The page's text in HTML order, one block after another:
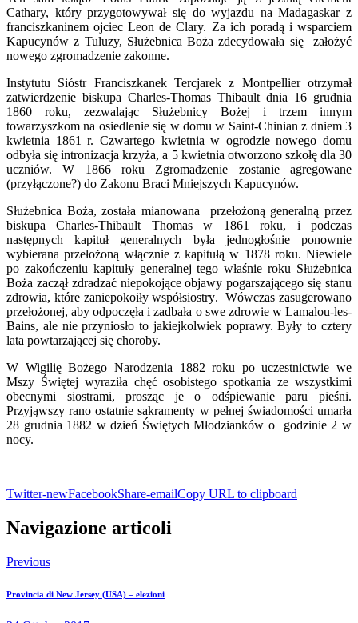
Cathary, który przygotowywał się do wyjazdu na Madagaskar z
franciszkaninem ojciec Leon de Clary. Za ich poradą i wsparciem
Kapucynów z Tuluzy, Służebnica Boża zdecydowała się założyć
nowego zgromadzenie zakonne.
Instytutu Sióstr Franciszkanek Tercjarek z Montpellier otrzymał
zatwierdzenie biskupa Charles-Thomas Thibault dnia 16 grudnia
1860 roku, zezwalając Służebnicy Bożej i trzem innym
towarzyszkom na osiedlenie się w domu w Saint-Chinian z dniem 3
kwietnia 1861 r. Czwartego kwietnia w ogrodzie nowego domu
odbyła się intronizacja krzyża, a 5 kwietnia otworzono szkołę dla 30
uczniów. W 1866 roku Zgromadzenie zostanie agregowane
(przyłączone?) do Zakonu Braci Mniejszych Kapucynów.
Służebnica Boża, została mianowana przełożoną generalną przez
biskupa Charles-Thibault Thomas w 1861 roku, i podczas
następnych kapituł generalnych była jednogłośnie ponownie
wybierana przełożoną włącznie z kapitułą w 1878 roku. Niewiele
po zakończeniu kapituły generalnej tego właśnie roku Służebnica
Boża zaczął zdradzać niepokojące objawy pogarszającego się stanu
zdrowia, które zaniepokoiły współsiostry. Wówczas zasugerowano
przełożonej, aby odpoczęła i zadbała o swe zdrowie w Lamalou-les-
Bains, ale nie przyniosło to jakiejkolwiek poprawy. Były to cztery
lata powtarzającej się choroby.
W Wigilię Bożego Narodzenia 1882 roku po uczestnictwie we
Mszy Świętej wyraziła chęć osobistego spotkania ze wszystkimi
obecnymi siostrami, prosząc je o odśpiewanie paru pieśni.
Przyjąwszy rano ostatnie sakramenty w pełnej świadomości umarła
28 grudnia 1882 w dzień Świętych Młodzianków o godzinie 2 w
nocy.
Twitter-newFacebookShare-emailCopy URL to clipboard
Navigazione articoli
Previous
Provincia di New Jersey (USA) – elezioni